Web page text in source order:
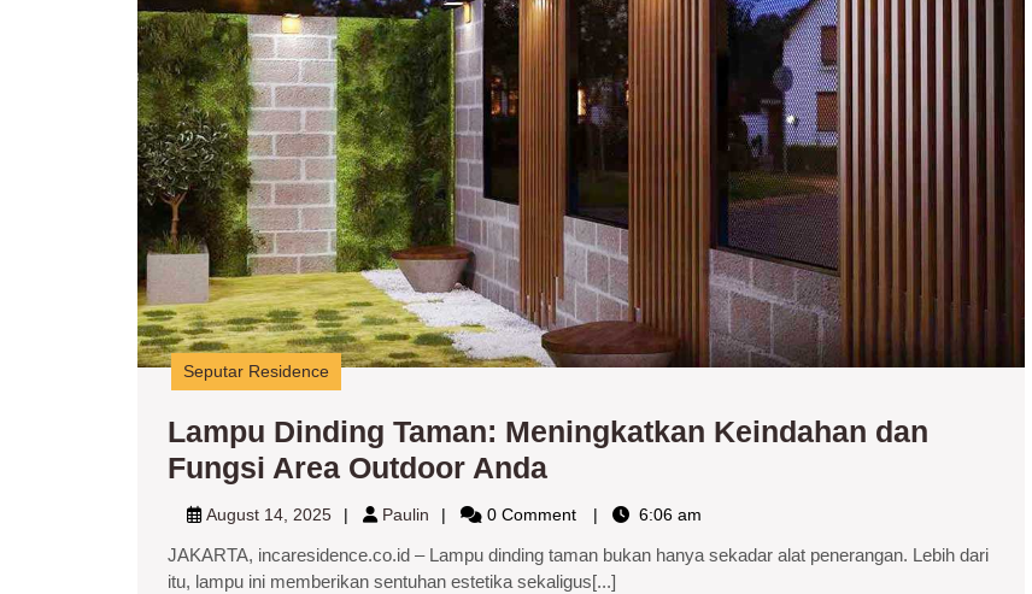
Seputar Residence
Lampu Dinding Taman: Meningkatkan Keindahan dan
Fungsi Area Outdoor AndaLampu
Dinding
Meningkatkan
August 14, 2025August
2025
Paulin Paulin 0 Comment 6:06 am
JAKARTA, incaresidence.co.id – Lampu dinding taman bukan hanya sekadar alat penerangan. Lebih dari
itu, lampu ini memberikan sentuhan estetika sekaligus[...]